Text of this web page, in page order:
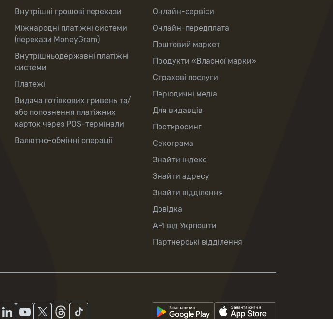
Внутрішні грошові перекази
Міжнародні платіжні системи
(перекази MoneyGram)
Внутрішньодержавні платіжні
системи
Платежі
Видача готівкових гривень та/
або поповнення платіжних
карток через POS-термінали
Валютно-обмінні операції
Онлайн-сервіси
Онлайн-передплата
Поштовий маркет
Продукти «Власної марки»
Страхові послуги
Періодичні медіа
Для видавців
Посткросинг
Секограма
Знайти індекс
Знайти адресу
Знайти відділення
Довідка
API від Укрпошти
Партнерські відділення